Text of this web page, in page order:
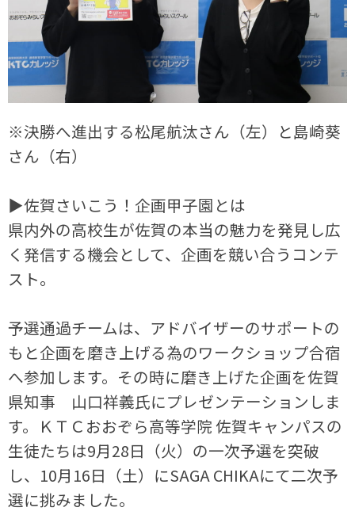
※決勝へ進出する松尾航汰さん（左）と島崎葵
さん（右）
▶佐賀さいこう！企画甲子園とは
県内外の高校生が佐賀の本当の魅力を発見し広
く発信する機会として、企画を競い合うコンテ
スト。
予選通過チームは、アドバイザーのサポートの
もと企画を磨き上げる為のワークショップ合宿
へ参加します。その時に磨き上げた企画を佐賀
県知事 山口祥義氏にプレゼンテーションしま
す。ＫＴＣおおぞら高等学院 佐賀キャンパスの
生徒たちは9月28日（火）の一次予選を突破
し、10月16日（土）にSAGA CHIKAにて二次予
選に挑みました。